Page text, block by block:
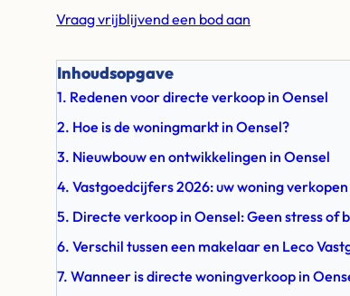
Vraag vrijblijvend een bod aan
Inhoudsopgave
1. Redenen voor directe verkoop in Oensel
2. Hoe is de woningmarkt in Oensel?
3. Nieuwbouw en ontwikkelingen in Oensel
4. Vastgoedcijfers 2026: uw woning
5. Directe verkoop in Oensel: Geen stress of
6. Verschil tussen een makelaar en Leco
7. Wanneer is directe woningverkoop in